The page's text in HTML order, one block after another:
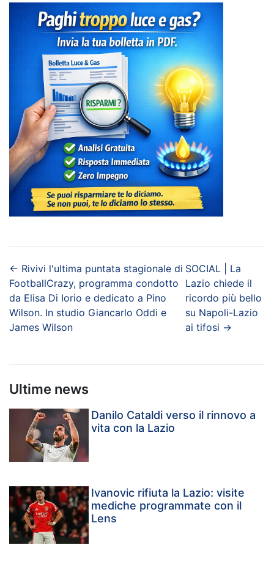
← Rivivi l'ultima puntata stagionale di
FootballCrazy, programma condotto
da Elisa Di Iorio e dedicato a Pino
Wilson. In studio Giancarlo Oddi e
James Wilson
SOCIAL | La
Lazio chiede il
ricordo più bello
su Napoli-Lazio
ai tifosi →
Ultime news
Danilo Cataldi verso il rinnovo a
vita con la Lazio
Ivanovic rifiuta la Lazio: visite
mediche programmate con il
Lens